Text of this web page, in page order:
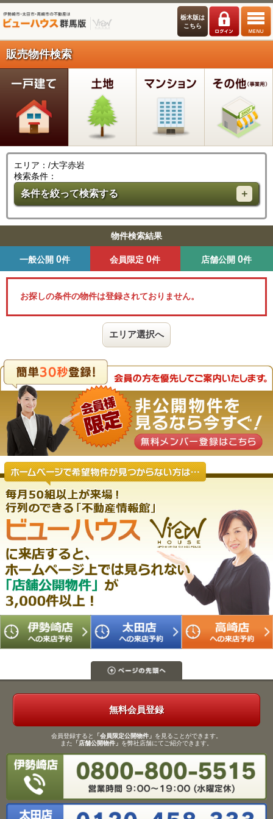
栃木版は
こちら
販売物件検索
エリア：/大字赤岩
検索条件：
条件を絞って検索する
物件検索結果
一般公開 0件 会員限定 0件 店舗公開 0件
お探しの条件の物件は登録されておりません。
エリア選択へ
無料会員登録
会員登録すると 「会員限定公開物件」 を見ることができます。
また 「店舗公開物件」 を弊社店舗にてご紹介できます。